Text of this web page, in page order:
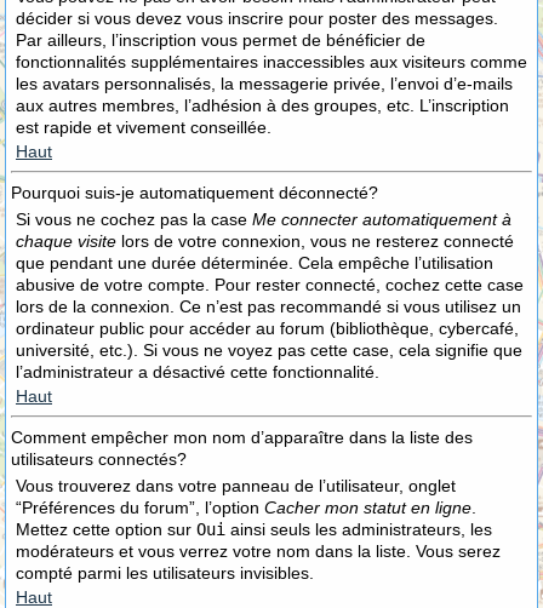
décider si vous devez vous inscrire pour poster des messages.
Par ailleurs, l’inscription vous permet de bénéficier de
fonctionnalités supplémentaires inaccessibles aux visiteurs comme
les avatars personnalisés, la messagerie privée, l’envoi d’e-mails
aux autres membres, l’adhésion à des groupes, etc. L’inscription
est rapide et vivement conseillée.
Haut
Pourquoi suis-je automatiquement déconnecté?
Si vous ne cochez pas la case Me connecter automatiquement à
chaque visite lors de votre connexion, vous ne resterez connecté
que pendant une durée déterminée. Cela empêche l’utilisation
abusive de votre compte. Pour rester connecté, cochez cette case
lors de la connexion. Ce n’est pas recommandé si vous utilisez un
ordinateur public pour accéder au forum (bibliothèque, cybercafé,
université, etc.). Si vous ne voyez pas cette case, cela signifie que
l’administrateur a désactivé cette fonctionnalité.
Haut
Comment empêcher mon nom d’apparaître dans la liste des
utilisateurs connectés?
Vous trouverez dans votre panneau de l’utilisateur, onglet
“Préférences du forum”, l’option Cacher mon statut en ligne
Mettez cette option sur Oui ainsi seuls les administrateurs, les
modérateurs et vous verrez votre nom dans la liste. Vous serez
compté parmi les utilisateurs invisibles.
Haut